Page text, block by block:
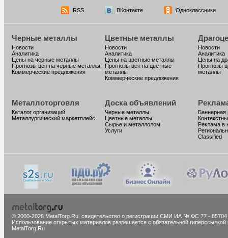
RSS ВКонтакте Одноклассники
Черные металлы
Новости
Аналитика
Цены на черные металлы
Прогнозы цен на черные металлы
Коммерческие предложения
Цветные металлы
Новости
Аналитика
Цены на цветные металлы
Прогнозы цен на цветные
металлы
Коммерческие предложения
Новости
Аналитика
Цены на
Прогнозы
металлы
Металлоторговля
Каталог организаций
Металлургический маркетплейс
Доска объявлений
Черные металлы
Цветные металлы
Сырье и металлолом
Услуги
Баннерная
Реклама в
Classified
© 2000-2026 MetalTorg.Ru, cвидетельство о регистрации СМИ ИА № ФС 77 - 85704
Использование открытых материалов разрешается с обязательной гиперссылкой
MetalTorg.Ru